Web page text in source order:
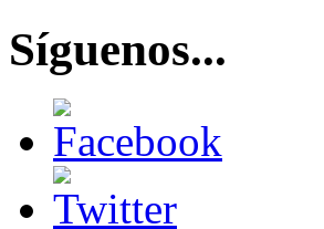
Síguenos...